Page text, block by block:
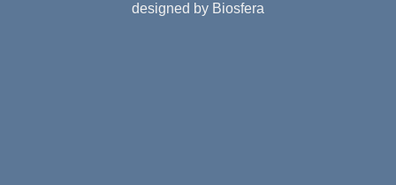
designed by Biosfera